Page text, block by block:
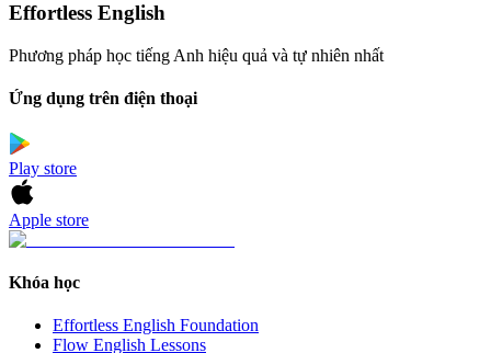
Effortless English
Phương pháp học tiếng Anh hiệu quả và tự nhiên nhất
Ứng dụng trên điện thoại
Play store
Apple store
Khóa học
Effortless English Foundation
Flow English Lessons